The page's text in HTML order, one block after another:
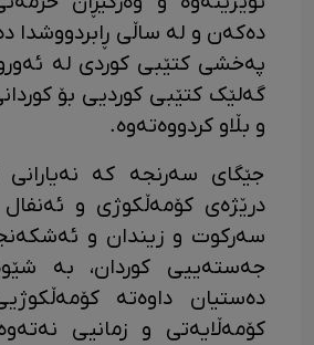
دەکەن و لە ساڵی ڕابردووشدا
پەخشی کتێبی کوردی لە
گەلێک کتێبی کوردیی بۆ
و بڵاو کردووەتەوە.
جێگای سەرنجە کە نەیارانی
درێژەی کۆمەڵکوژی و ئەنفال
سەرکوت و زیندان و
جەستەییی کوردان، بە
دەستیان داوەتە
کۆمەڵایەتی و زمانیی